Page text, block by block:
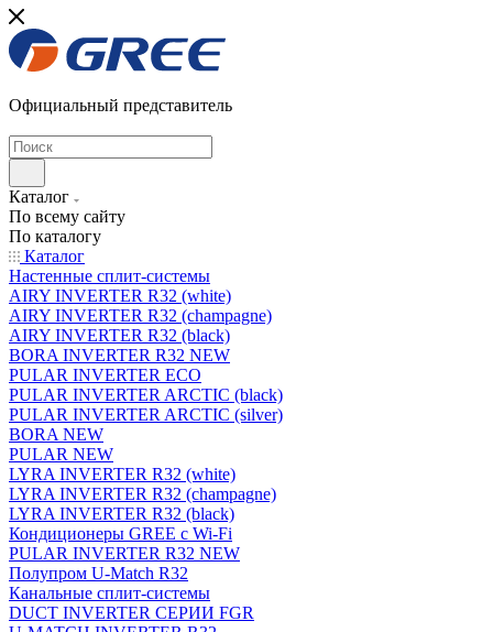
Официальный представитель
Каталог
По всему сайту
По каталогу
Каталог
Настенные сплит-системы
AIRY INVERTER R32 (white)
AIRY INVERTER R32 (champagne)
AIRY INVERTER R32 (black)
BORA INVERTER R32 NEW
PULAR INVERTER ECO
PULAR INVERTER ARCTIC (black)
PULAR INVERTER ARCTIC (silver)
BORA NEW
PULAR NEW
LYRA INVERTER R32 (white)
LYRA INVERTER R32 (champagne)
LYRA INVERTER R32 (black)
Кондиционеры GREE с Wi-Fi
PULAR INVERTER R32 NEW
Полупром U-Match R32
Канальные сплит-системы
DUCT INVERTER СЕРИИ FGR